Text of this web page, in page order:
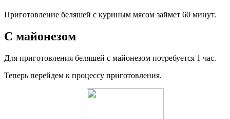
Приготовление беляшей с куриным мясом займет 60 минут.
С майонезом
Для приготовления беляшей с майонезом потребуется 1 час.
Теперь перейдем к процессу приготовления.